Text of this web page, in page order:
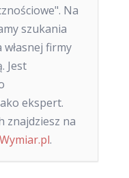
Na
szukania
firmy
Jest
ekspert.
znajdziesz na
.